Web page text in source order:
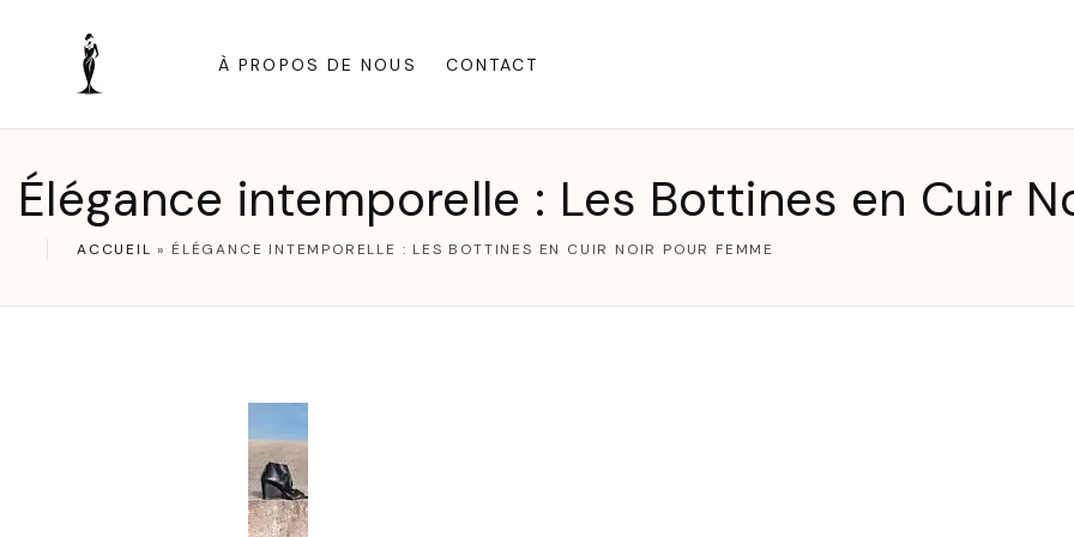
À PROPOS DE NOUS CONTACT
Élégance intemporelle : Les Bottines en Cuir
ACCUEIL » ÉLÉGANCE INTEMPORELLE : LES BOTTINES EN CUIR NOIR POUR FEMME